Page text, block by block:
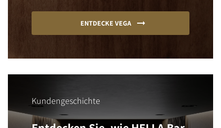
ENTDECKE VEGA
Kundengeschichte